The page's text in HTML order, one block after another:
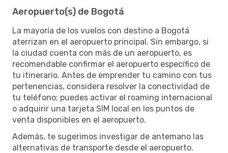
Aeropuerto(s) de Bogotá
La mayoría de los vuelos con destino a Bogotá
aterrizan en el aeropuerto principal. Sin embargo, si
la ciudad cuenta con más de un aeropuerto, es
recomendable confirmar el aeropuerto específico de
tu itinerario. Antes de emprender tu camino con tus
pertenencias, considera resolver la conectividad de
tu teléfono; puedes activar el roaming internacional
o adquirir una tarjeta SIM local en los puntos de
venta disponibles en el aeropuerto.
Además, te sugerimos investigar de antemano las
alternativas de transporte desde el aeropuerto.